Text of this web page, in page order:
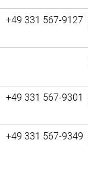
+49 331 567-9127
+49 331 567-9301
+49 331 567-9349